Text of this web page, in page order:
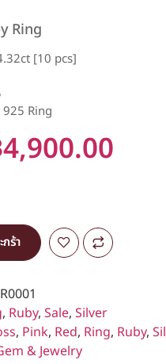
Ring
[10 pcs]
Ring
4,900.00
ร้า
, Ruby, Sale, Silver
, Pink, Red, Ring, Ruby,
& Jewelry